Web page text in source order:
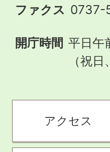
ファクス 0737-
開庁時間 平日午
（祝
アクセス